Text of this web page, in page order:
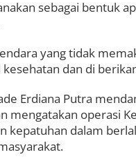
sebagai bentuk
yang tidak
dan di
Erdiana Putra
mengatakan operasi
kepatuhan dalam